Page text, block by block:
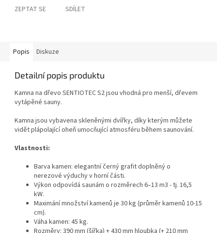
ZEPTAT SE SDÍLET
Popis Diskuze
Detailní popis produktu
Kamna na dřevo SENTIOTEC S2 jsou vhodná pro menší, dřevem
vytápěné sauny.
Kamna jsou vybavena skleněnými dvířky, díky kterým můžete
vidět plápolající oheň umocňující atmosféru během saunování.
Vlastnosti:
Barva kamen: elegantní černý grafit doplněný o
nerezové výduchy v horní části.
Výkon odpovídá saunám o rozměrech 6–13 m3 - tj. 16,5
kW.
Maximání množství kamenů je 30 kg (průměr kamenů 10-15
cm).
Váha kamen: 45 kg.